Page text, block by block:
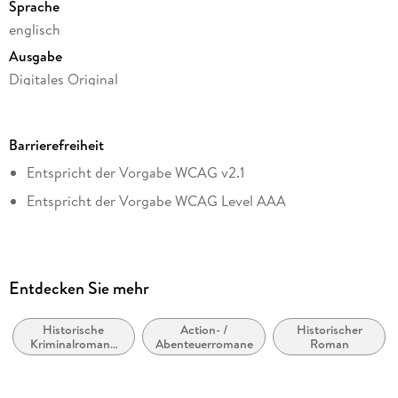
Sprache
englisch
Ausgabe
Digitales Original
Dateigröße
2,02 MB
Reihe
David Baldacci
Grand Central Publishing
Kopierschutz
Barrierefreiheit
Entspricht der Vorgabe WCAG v2.1
Entspricht der Vorgabe WCAG Level AAA
Entdecken Sie mehr
Historische
Kriminalromane
und Mystery
Action- /
Abenteuerromane
Historischer
Roman